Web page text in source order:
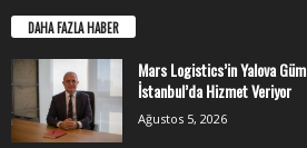
DAHA FAZLA HABER
Mars Logistics’in Yalova
İstanbul’da Hizmet Veriyor
Ağustos 5, 2026